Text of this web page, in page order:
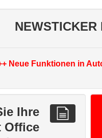
NEWSTICKER
Neue Funktionen in
Ihre
Office